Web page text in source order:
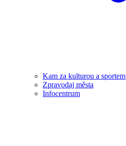
Kam za kulturou a sportem
Zpravodaj města
Infocentrum